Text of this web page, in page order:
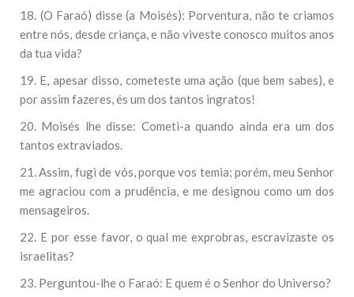
18. (O Faraó) disse (a Moisés): Porventura, não te criamos
entre nós, desde criança, e não viveste conosco muitos anos
da tua vida?
19. E, apesar disso, cometeste uma ação (que bem sabes), e
por assim fazeres, és um dos tantos ingratos!
20. Moisés lhe disse: Cometi-a quando ainda era um dos
tantos extraviados.
21. Assim, fugi de vós, porque vos temia; porém, meu Senhor
me agraciou com a prudência, e me designou como um dos
mensageiros.
22. E por esse favor, o qual me exprobras, escravizaste os
israelitas?
23. Perguntou-lhe o Faraó: E quem é o Senhor do Universo?